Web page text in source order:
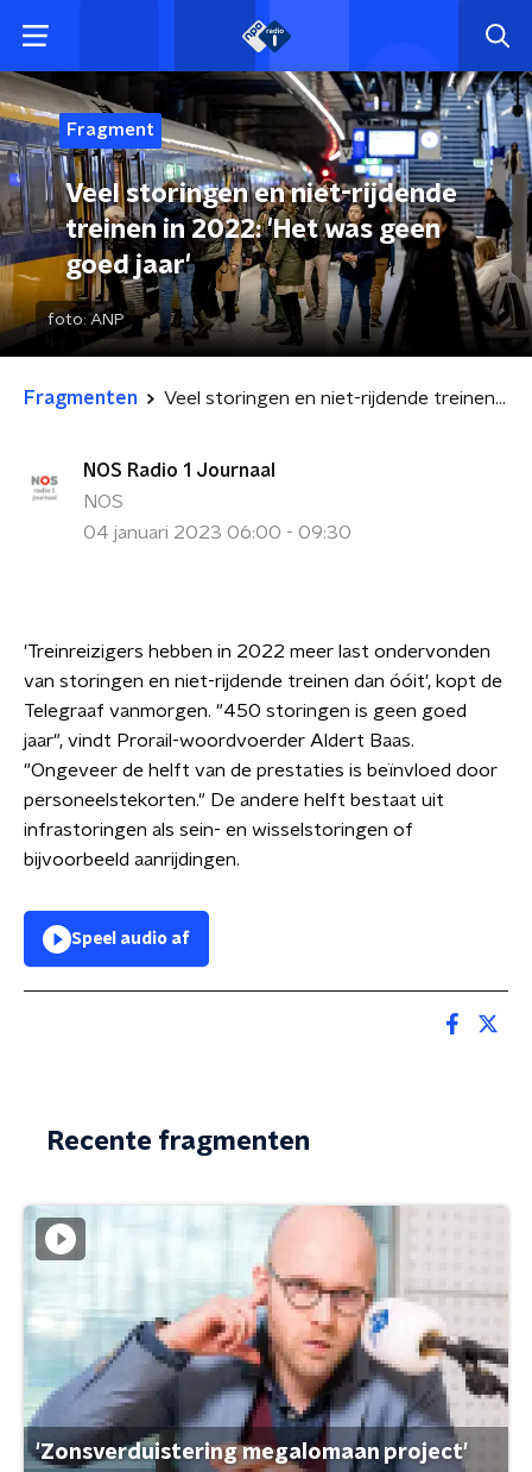
Fragment
Veel storingen en niet-rijdende
treinen in 2022: 'Het was geen
goed jaar'
foto:ANP
Fragmenten Veel storingen en niet-rijdende treinen in 2022: 'Het was geen goed jaar'
NOS Radio 1 Journaal
NOS
04 januari 2023 06:00 - 09:30
'Treinreizigers hebben in 2022 meer last ondervonden
van storingen en niet-rijdende treinen dan óóit', kopt de
Telegraaf vanmorgen. "450 storingen is geen goed
jaar", vindt Prorail-woordvoerder Aldert Baas.
"Ongeveer de helft van de prestaties is beïnvloed door
personeelstekorten." De andere helft bestaat uit
infrastoringen als sein- en wisselstoringen of
bijvoorbeeld aanrijdingen.
Speel audio af
Recente fragmenten
'Zonsverduistering megalomaan project'